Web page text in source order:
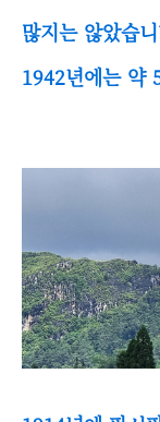
많지는 않았습
1942년에는 약